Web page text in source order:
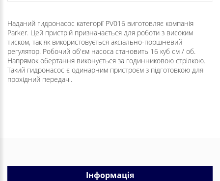
Наданий гидронасос категорії PV016 виготовляє компанія
Parker. Цей пристрій призначається для роботи з високим
тиском, так як використовується аксіально-поршневий
регулятор. Робочий об'єм насоса становить 16 куб см / об.
Напрямок обертання виконується за годинниковою стрілкою.
Такий гидронасос є одинарним пристроєм з підготовкою для
прохідний передачі.
Інформація